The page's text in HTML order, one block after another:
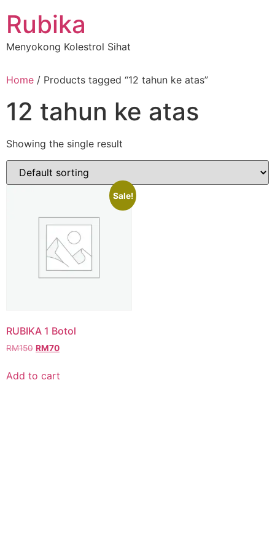
content
Rubika
Menyokong Kolestrol Sihat
Home / Products tagged “12 tahun ke atas”
12 tahun ke atas
Showing the single result
Sale!
RUBIKA 1 Botol
RM150 Original
was:
RM70Current
is:
Add to cart